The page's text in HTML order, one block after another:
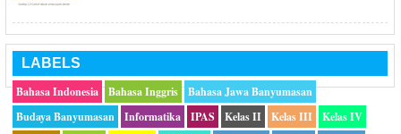
LABELS
Bahasa Indonesia
Bahasa Inggris
Bahasa Jawa Banyumasan
Budaya Banyumasan
Informatika IPAS Kelas II Kelas III Kelas IV